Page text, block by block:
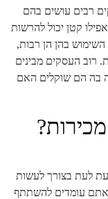
רבים עושים בהם
קטן יכול להרשות
בהן הן רבות,
רוב העסקים מבינים
בה הם שוקלים האם
לעת בצורך לעשות
עומדים להשתתף